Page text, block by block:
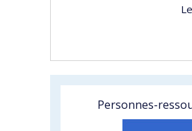
Personnes-